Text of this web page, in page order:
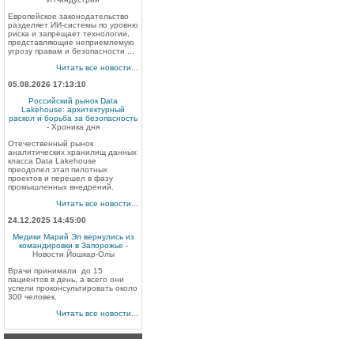
Европейское законодательство
разделяет ИИ-системы по уровню
риска и запрещает технологии,
представляющие неприемлемую
угрозу правам и безопасности ...
Читать все новости...
05.08.2026 17:13:10
Российский рынок Data
Lakehouse: архитектурный
раскол и борьба за безопасность
- Хроника дня
Отечественный рынок
аналитических хранилищ данных
класса Data Lakehouse
преодолел этап пилотных
проектов и перешел в фазу
промышленных внедрений.
Читать все новости...
24.12.2025 14:45:00
Медики Марий Эл вернулись из
командировки в Запорожье -
Новости Йошкар-Олы
Врачи принимали до 15
пациентов в день, а всего они
успели проконсультировать около
300 человек.
Читать все новости...